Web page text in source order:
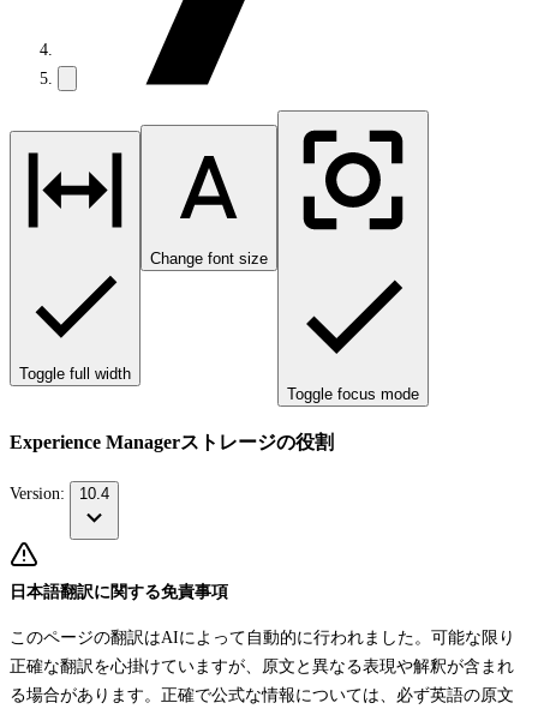
Toggle full width
Change font size
Toggle focus mode
Experience Managerストレージの役割
Version: 10.4
日本語翻訳に関する免責事項
このページの翻訳はAIによって自動的に行われました。可能な限り
正確な翻訳を心掛けていますが、原文と異なる表現や解釈が含まれ
る場合があります。正確で公式な情報については、必ず英語の原文